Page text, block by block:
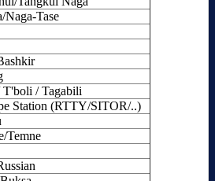
Naga-Tase
/ Tagabili
Station (RTTY/SITOR/..)
Temne